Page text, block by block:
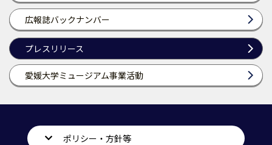
広報誌バックナンバー
プレスリリース
愛媛大学ミュージアム事業活動
ポリシー・方針等